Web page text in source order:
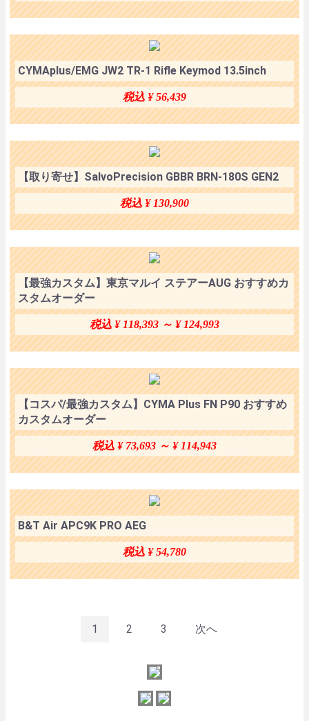
CYMAplus/EMG JW2 TR-1 Rifle Keymod 13.5inch
税込 ¥ 56,439
【取り寄せ】SalvoPrecision GBBR BRN-180S GEN2
税込 ¥ 130,900
【最強カスタム】東京マルイ ステアーAUG おすすめカ
スタムオーダー
税込 ¥ 118,393 ～ ¥ 124,993
【コスパ/最強カスタム】CYMA Plus FN P90 おすすめ
カスタムオーダー
税込 ¥ 73,693 ～ ¥ 114,943
B&T Air APC9K PRO AEG
税込 ¥ 54,780
1 2 3 次へ